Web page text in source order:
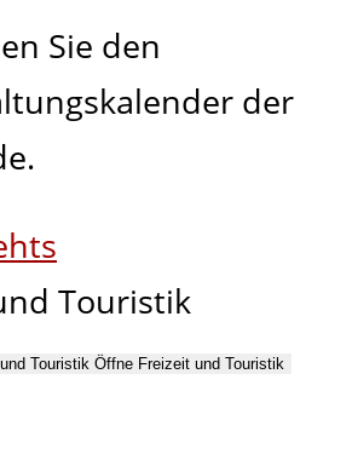
Sie den
der
Touristik
Touristik Öffne Freizeit und Touristik